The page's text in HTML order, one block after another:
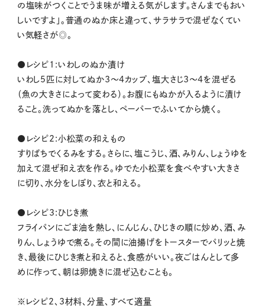
の塩味がつくことでうま味が増える気がします。さんまでもおい
しいですよ」。普通のぬか床と違って、サラサラで混ぜなくてい
い気軽さが◎。
●レシピ1:いわしのぬか漬け
いわし5匹に対してぬか3～4カップ、塩大さじ3～4を混ぜる
（魚の大きさによって変わる）。お腹にもぬかが入るように漬け
ること。洗ってぬかを落とし、ペーパーでふいてから焼く。
●レシピ2:小松菜の和えもの
すりばちでくるみをする。さらに、塩こうじ、酒、みりん、しょうゆを
加えて混ぜ和え衣を作る。ゆでた小松菜を食べやすい大きさ
に切り、水分をしぼり、衣と和える。
●レシピ3:ひじき煮
フライパンにごま油を熱し、にんじん、ひじきの順に炒め、酒、み
りん、しょうゆで煮る。その間に油揚げをトースターでパリッと焼
き、最後にひじき煮と和えると、食感がいい。夜ごはんとして多
めに作って、朝は卵焼きに混ぜ込むことも。
※レシピ2、3材料、分量、すべて適量